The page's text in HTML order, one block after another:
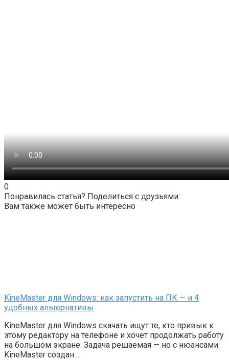
0
Понравилась статья? Поделиться с друзьями:
Вам также может быть интересно
KineMaster для Windows: как запустить на ПК — и 4
удобных альтернативы
KineMaster для Windows скачать ищут те, кто привык к
этому редактору на телефоне и хочет продолжать работу
на большом экране. Задача решаемая — но с нюансами.
KineMaster создан…